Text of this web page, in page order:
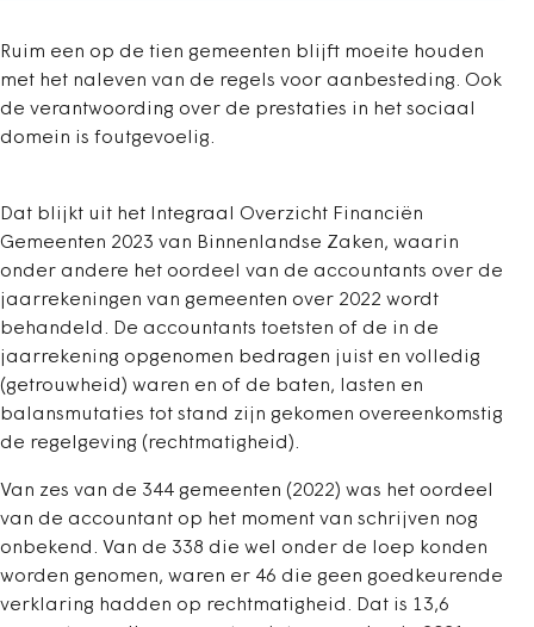
Ruim een op de tien gemeenten blijft moeite houden
met het naleven van de regels voor aanbesteding. Ook
de verantwoording over de prestaties in het sociaal
domein is foutgevoelig.
Dat blijkt uit het Integraal Overzicht Financiën
Gemeenten 2023 van Binnenlandse Zaken, waarin
onder andere het oordeel van de accountants over de
jaarrekeningen van gemeenten over 2022 wordt
behandeld. De accountants toetsten of de in de
jaarrekening opgenomen bedragen juist en volledig
(getrouwheid) waren en of de baten, lasten en
balansmutaties tot stand zijn gekomen overeenkomstig
de regelgeving (rechtmatigheid).
Van zes van de 344 gemeenten (2022) was het oordeel
van de accountant op het moment van schrijven nog
onbekend. Van de 338 die wel onder de loep konden
worden genomen, waren er 46 die geen goedkeurende
verklaring hadden op rechtmatigheid. Dat is 13,6